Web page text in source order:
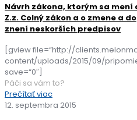
Návrh zákona, ktorým sa mení
Z.z. Colný zákon a o zmene a
znení neskorších predpisov
[gview file=“http://
content/uploads/2015/09/
save=“0″]
Páči sa vám to?
Prečítať viac
12. septembra 2015